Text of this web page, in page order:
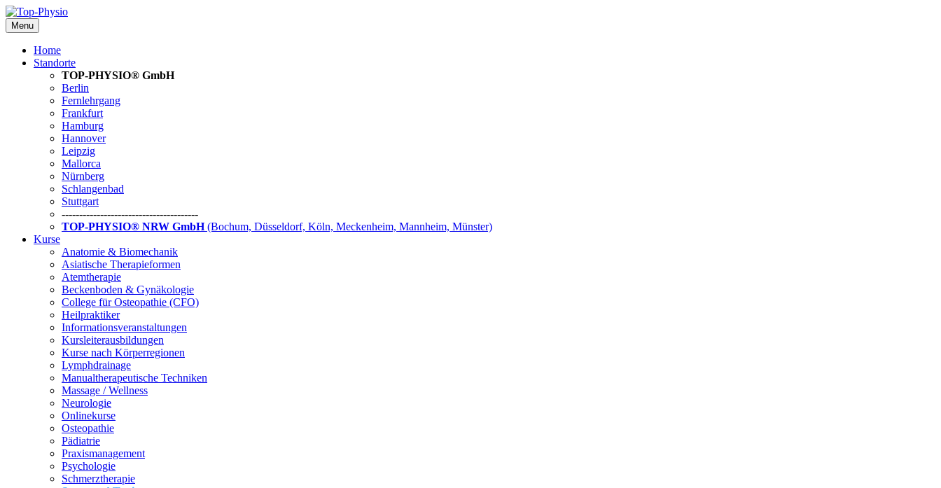
Menu
Home
Standorte
TOP-PHYSIO® GmbH
Berlin
Fernlehrgang
Frankfurt
Hamburg
Hannover
Leipzig
Mallorca
Nürnberg
Schlangenbad
Stuttgart
---------------------------------------
TOP-PHYSIO® NRW GmbH(Bochum, Düsseldorf, Köln, Meckenheim, Mannheim, Münster)
Kurse
Anatomie & Biomechanik
Asiatische Therapieformen
Atemtherapie
Beckenboden & Gynäkologie
College für Osteopathie (CFO)
Heilpraktiker
Informationsveranstaltungen
Kursleiterausbildungen
Kurse nach Körperregionen
Lymphdrainage
Manualtherapeutische Techniken
Massage / Wellness
Neurologie
Onlinekurse
Osteopathie
Pädiatrie
Praxismanagement
Psychologie
Schmerztherapie